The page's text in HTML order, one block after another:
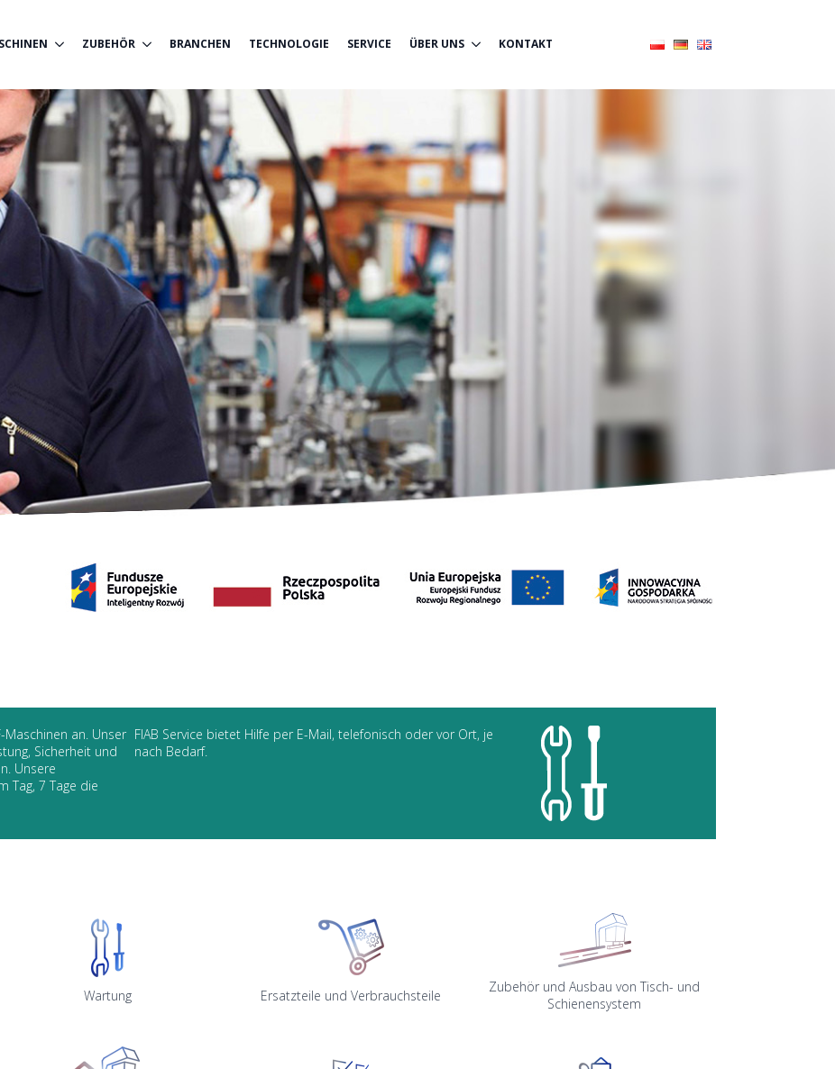
ZUBEHÖR BRANCHEN TECHNOLOGIE SERVICE ÜBER UNS KONTAKT
Maschinen an. Unser
Sicherheit und
Unsere
Tag, 7 Tage die
FIAB Service bietet Hilfe per E-Mail, telefonisch oder vor Ort, je
nach Bedarf.
Wartung Ersatzteile und Verbrauchsteile
Zubehör und Ausbau von Tisch- und
Schienensystem